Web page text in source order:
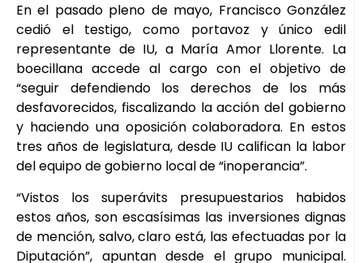
En el pasado pleno de mayo, Francisco González
cedió el testigo, como portavoz y único edil
representante de IU, a María Amor Llorente. La
boecillana accede al cargo con el objetivo de
“seguir defendiendo los derechos de los más
desfavorecidos, fiscalizando la acción del gobierno
y haciendo una oposición colaboradora. En estos
tres años de legislatura, desde IU califican la labor
del equipo de gobierno local de “inoperancia”.
“Vistos los superávits presupuestarios habidos
estos años, son escasísimas las inversiones dignas
de mención, salvo, claro está, las efectuadas por la
Diputación”, apuntan desde el grupo municipal.